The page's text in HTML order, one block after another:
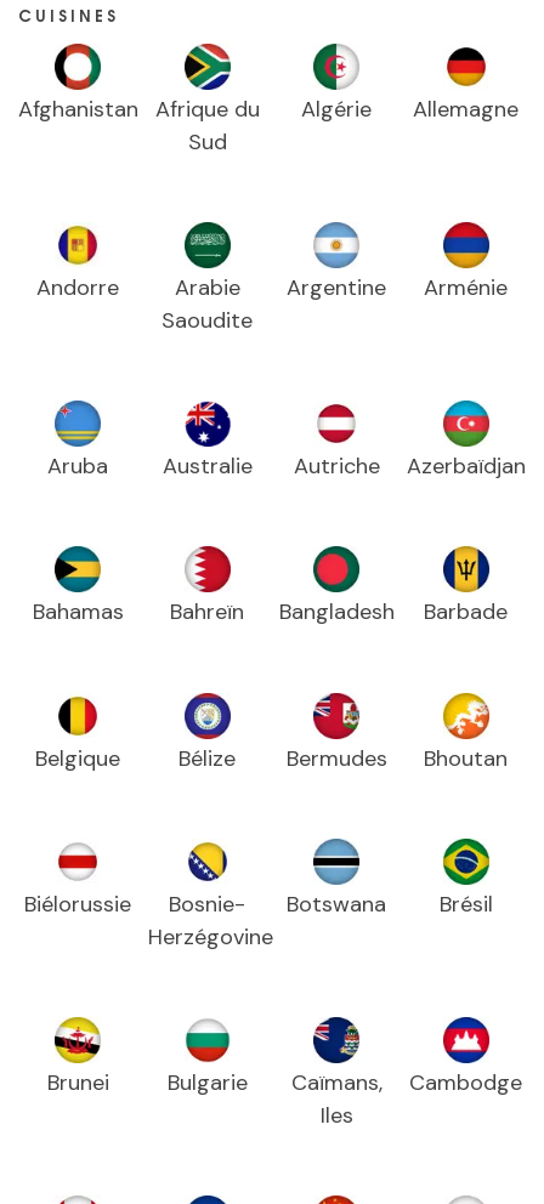
CUISINES
Afghanistan
Afrique du
Sud
Algérie Allemagne
Andorre
Arabie
Saoudite
Argentine Arménie
Aruba Australie Autriche Azerbaïdjan
Bahamas Bahreïn Bangladesh Barbade
Belgique Bélize Bermudes Bhoutan
Biélorussie
Bosnie-
Herzégovine
Botswana Brésil
Brunei Bulgarie
Caïmans,
Iles
Cambodge